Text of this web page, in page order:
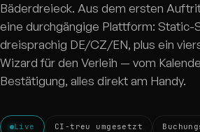
Apps & SaaS 04
04
Bäderdreieck. Aus dem ersten
eine durchgängige Plattform: Static-
dreisprachig DE/CZ/EN, plus ein
Wizard für den Verleih — vom
Bestätigung, alles direkt am Handy.
Live CI-treu umgesetzt